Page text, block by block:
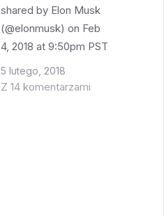
shared by Elon Musk
(@elonmusk) on Feb
4, 2018 at 9:50pm PST
Jednym z wymogów
jakie stawia się
5 lutego, 2018
Z 14 komentarzami